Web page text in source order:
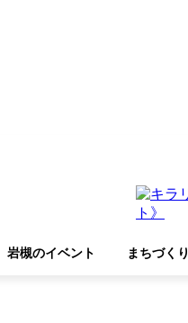
岩槻のイベント まちづくり